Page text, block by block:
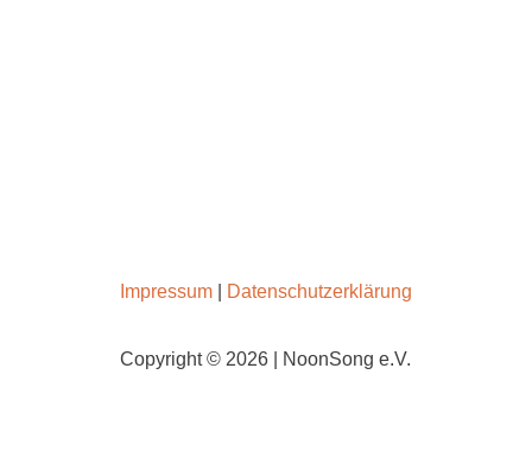
Impressum| Datenschutzerklärung
Copyright © 2026 | NoonSong e.V.